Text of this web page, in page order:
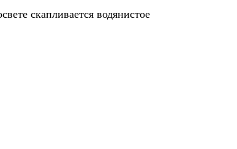
скапливается водянистое